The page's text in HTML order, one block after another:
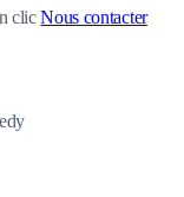
clicNous contacter